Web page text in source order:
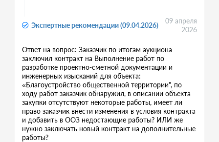
Экспертные рекомендации (09.04.2026)
09 апреля
2026
Ответ на вопрос: Заказчик по итогам аукциона
заключил контракт на Выполнение работ по
разработке проектно-сметной документации и
инженерных изысканий для объекта:
«Благоустройство общественной территории", по
ходу работ заказчик обнаружил, в описании объекта
закупки отсутствуют некоторые работы, имеет ли
право заказчик внести изменения в условия контракта
и добавить в ООЗ недостающие работы? ИЛИ же
нужно заключать новый контракт на дополнительные
работы?